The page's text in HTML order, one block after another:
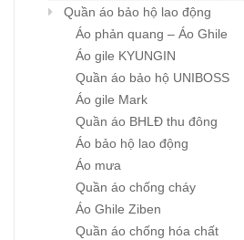
Quần áo bảo hộ lao động
Áo phản quang – Áo Ghile
Áo gile KYUNGIN
Quần áo bảo hộ UNIBOSS
Áo gile Mark
Quần áo BHLĐ thu đông
Áo bảo hộ lao động
Áo mưa
Quần áo chống cháy
Áo Ghile Ziben
Quần áo chống hóa chất